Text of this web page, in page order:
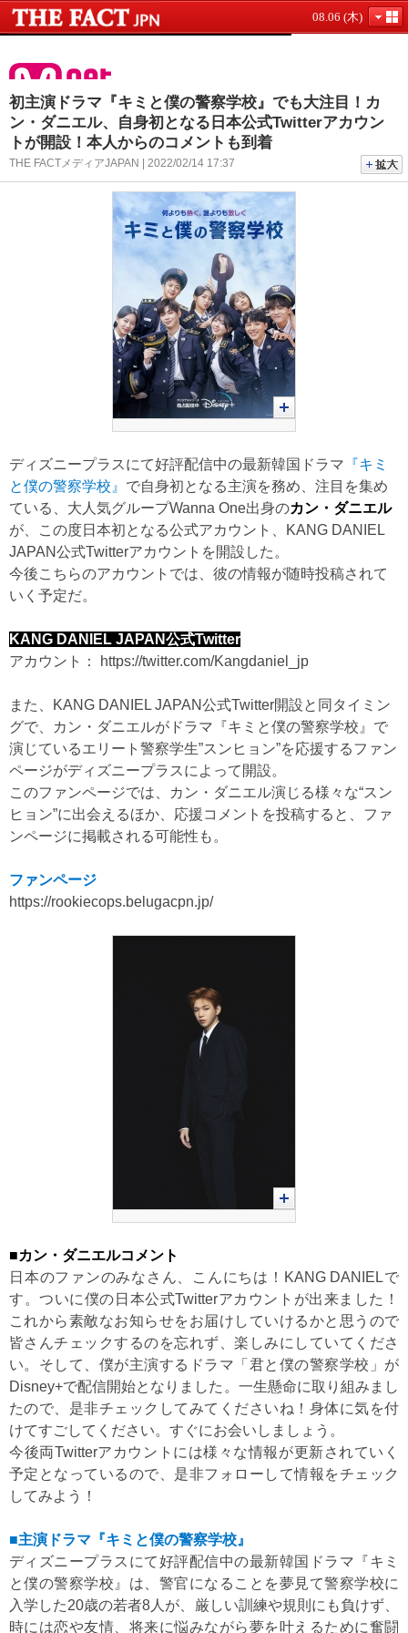
08.06 (木)
初主演ドラマ『キミと僕の警察学校』でも大注目！カ
ン・ダニエル、自身初となる日本公式Twitterアカウン
トが開設！本人からのコメントも到着
THE FACTメディアJAPAN | 2022/02/14 17:37
ディズニープラスにて好評配信中の最新韓国ドラマ 『キミ
と僕の警察学校』 で自身初となる主演を務め、注目を集め
ている、大人気グループWanna One出身のカン・ダニエル
が、この度日本初となる公式アカウント、KANG DANIEL
JAPAN公式Twitterアカウントを開設した。
今後こちらのアカウントでは、彼の情報が随時投稿されて
いく予定だ。
KANG DANIEL JAPAN公式Twitter
アカウント：
https://twitter.com/Kangdaniel_jp
また、KANG DANIEL JAPAN公式Twitter開設と同タイミン
グで、カン・ダニエルがドラマ『キミと僕の警察学校』で
演じているエリート警察学生”スンヒョン”を応援するファン
ページがディズニープラスによって開設。
このファンページでは、カン・ダニエル演じる様々な“スン
ヒョン”に出会えるほか、応援コメントを投稿すると、ファ
ンページに掲載される可能性も。
ファンページ
https://rookiecops.belugacpn.jp/
■カン・ダニエルコメント
日本のファンのみなさん、こんにちは！KANG DANIELで
す。ついに僕の日本公式Twitterアカウントが出来ました！
これから素敵なお知らせをお届けしていけるかと思うので
皆さんチェックするのを忘れず、楽しみにしていてくださ
い。そして、僕が主演するドラマ「君と僕の警察学校」が
Disney+で配信開始となりました。一生懸命に取り組みまし
たので、是非チェックしてみてくださいね！身体に気を付
けてすごしてください。すぐにお会いしましょう。
今後両Twitterアカウントには様々な情報が更新されていく
予定となっているので、是非フォローして情報をチェック
してみよう！
■主演ドラマ『キミと僕の警察学校』
ディズニープラスにて好評配信中の最新韓国ドラマ『キミ
と僕の警察学校』は、警官になることを夢見て警察学校に
入学した20歳の若者8人が、厳しい訓練や規則にも負けず、
時には恋や友情、将来に悩みながら夢を叶えるために奮闘